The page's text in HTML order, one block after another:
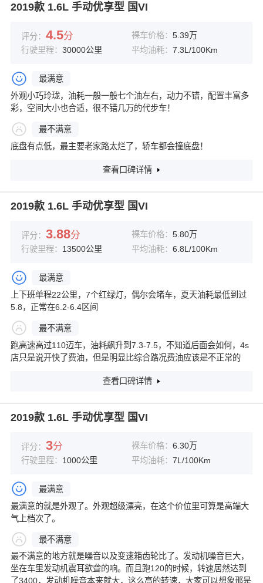
2019款 1.6L 手动优享型 国VI
评分： 4.5分 裸车价格： 5.39万
行驶里程： 30000公里 平均油耗： 7.3L/100Km
最满意
外观小巧玲珑，油耗一般一般七个油左右，动力不错，配置丰富多
彩，空间大小也合适，很不错几万的代步车！
最不满意
底盘有点低，最主要老家路太烂了，轿车都会撞底盘！
查看口碑详情
2019款 1.6L 手动优享型 国VI
评分： 3.88分 裸车价格： 5.80万
行驶里程： 13500公里 平均油耗： 6.8L/100Km
最满意
上下班单程22公里，7个红绿灯，偶尔会堵车，夏天油耗最低到过
5.8，正常在6.2-6.4区间
最不满意
跑高速高过110迈车，油耗飙升到7.3-7.5，不知道后面会如何，4s
店只是说开快了费油，但是明显比综合路况费油应该是不正常的
查看口碑详情
2019款 1.6L 手动优享型 国VI
评分： 3分 裸车价格： 6.30万
行驶里程： 1000公里 平均油耗： 7L/100Km
最满意
最满意的就是外观了。外观超级漂亮，在这个价位里可算是高端大
气上档次了。
最不满意
最不满意的地方就是噪音以及变速箱齿轮比了。发动机噪音巨大，
坐在车里发动机震耳欲聋的响。而且跑120的时候，转速居然达到
了3400，发动机噪音本来就大，这么高的转速，大家可以想象那是